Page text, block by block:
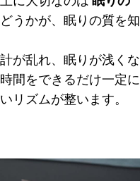
うかが、眠りの質を知
が乱れ、眠りが浅くな
間をできるだけ一定に
リズムが整います。